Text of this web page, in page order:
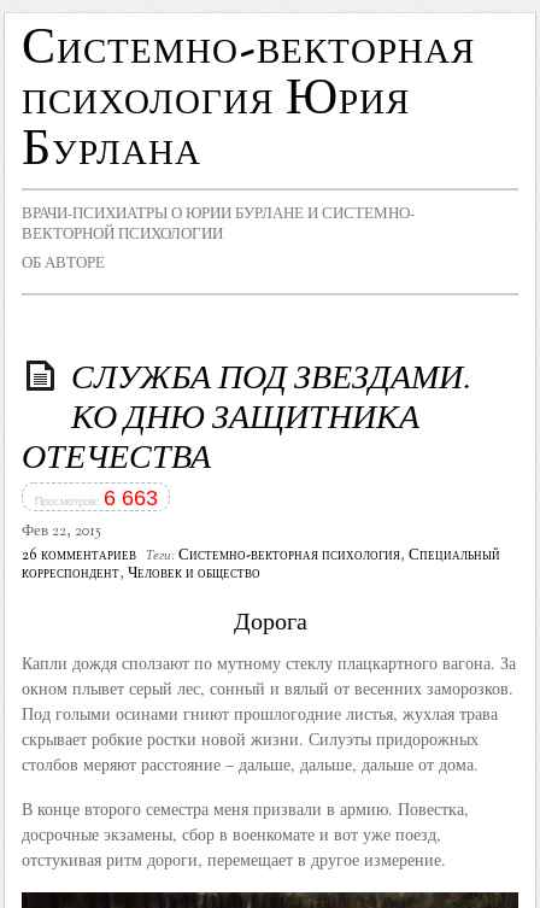
Системно-векторная
психология Юрия
Бурлана
ВРАЧИ-ПСИХИАТРЫ О ЮРИИ БУРЛАНЕ И СИСТЕМНО-
ВЕКТОРНОЙ ПСИХОЛОГИИ
ОБ АВТОРЕ
СЛУЖБА ПОД ЗВЕЗДАМИ.
КО ДНЮ ЗАЩИТНИКА
ОТЕЧЕСТВА
Просмотров: 6 663
Фев 22, 2015
26 комментариев Теги:Системно-векторная психология, Специальный
корреспондент, Человек и общество
Дорога
Капли дождя сползают по мутному стеклу плацкартного вагона. За
окном плывет серый лес, сонный и вялый от весенних заморозков.
Под голыми осинами гниют прошлогодние листья, жухлая трава
скрывает робкие ростки новой жизни. Силуэты придорожных
столбов меряют расстояние – дальше, дальше, дальше от дома.
В конце второго семестра меня призвали в армию. Повестка,
досрочные экзамены, сбор в военкомате и вот уже поезд,
отстукивая ритм дороги, перемещает в другое измерение.